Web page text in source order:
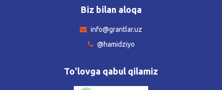
Biz bilan aloqa
info@grantlar.uz
@hamidziyo
To'lovga qabul qilamiz